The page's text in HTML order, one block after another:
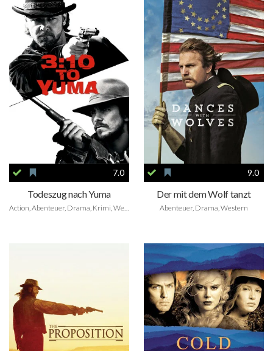
7.0
Todeszug nach Yuma
Action, Abenteuer, Drama, Krimi, Western
9.0
Der mit dem Wolf tanzt
Abenteuer, Drama, Western